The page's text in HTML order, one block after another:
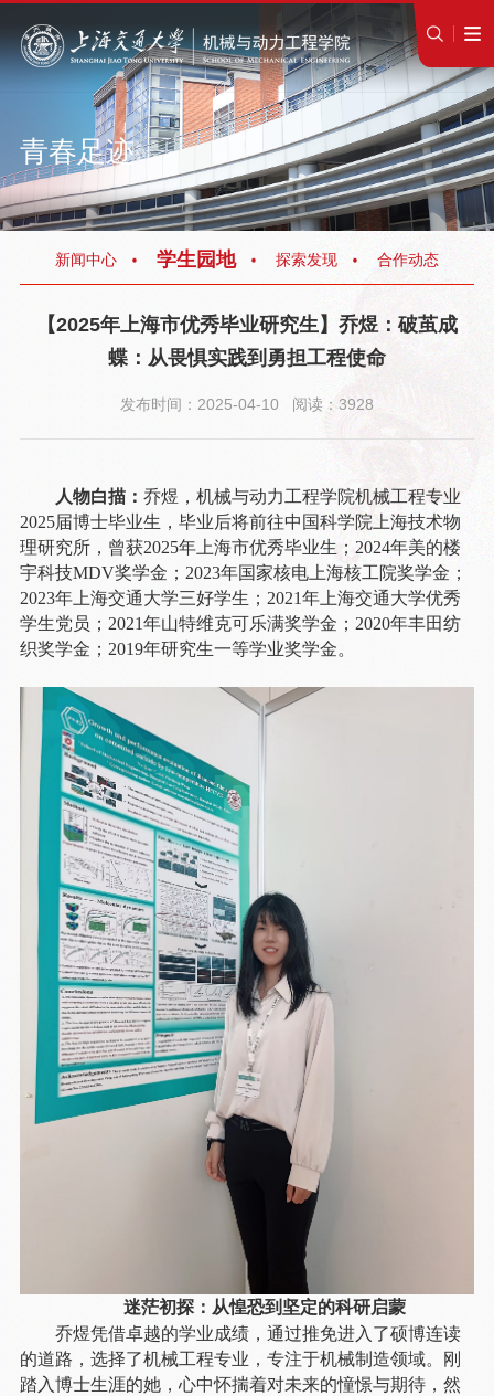
青春足迹
新闻中心 学生园地 探索发现 合作动态
【2025年上海市优秀毕业研究生】乔煜：破茧成
蝶：从畏惧实践到勇担工程使命
发布时间：2025-04-10 阅读：3928
人物白描： 乔煜，机械与动力工程学院机械工程专业
2025届博士毕业生，毕业后将前往中国科学院上海技术物
理研究所，曾获2025年上海市优秀毕业生；2024年美的楼
宇科技MDV奖学金； 2023年国家核电上海核工院奖学金；
2023年上海交通大学三好学生； 2021年上海交通大学优秀
学生党员； 2021年山特维克可乐满奖学金； 2020年丰田纺
织奖学金； 2019年研究生一等学业奖学金。
迷茫初探：从惶恐到坚定的科研启蒙
乔煜凭借卓越的学业成绩，通过推免进入了硕博连读
的道路，选择了机械工程专业，专注于机械制造领域。刚
踏入博士生涯的她，心中怀揣着对未来的憧憬与期待，然